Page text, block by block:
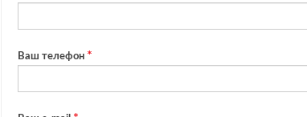
Ваш телефон